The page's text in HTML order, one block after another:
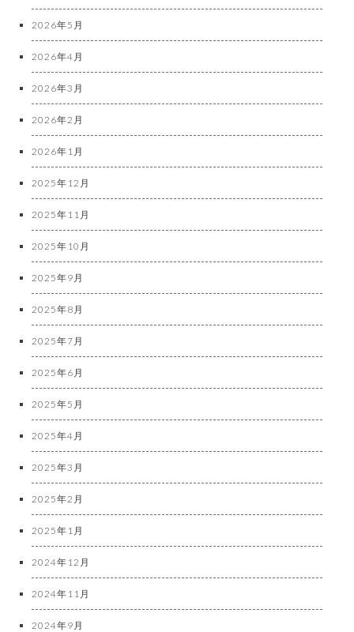
2026年5月
2026年4月
2026年3月
2026年2月
2026年1月
2025年12月
2025年11月
2025年10月
2025年9月
2025年8月
2025年7月
2025年6月
2025年5月
2025年4月
2025年3月
2025年2月
2025年1月
2024年12月
2024年11月
2024年9月